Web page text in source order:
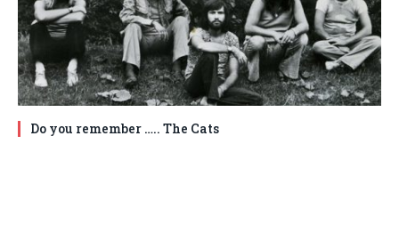
Do you remember ….. The Cats